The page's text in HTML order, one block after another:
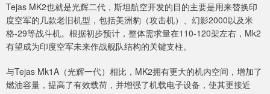
Tejas MK2也就是光辉二代，斯坦航空开发的目的主要是用来替换印
度空军的几款老旧机型，包括美洲豹（攻击机）、幻影2000以及米
格-29等战斗机。根据初步预计，整体需求量在110-120架左右，Mk2
有望成为印度空军未来作战舰队结构的关键支柱。
与Tejas Mk1A（光辉一代）相比，MK2拥有更大的机内空间，增加了
燃油容量，提高了有效载荷，并增强了机载电子设备，使其更接近